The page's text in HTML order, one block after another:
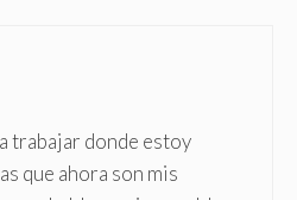
trabajar donde estoy
que ahora son mis